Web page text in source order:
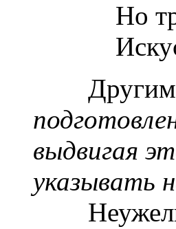
Но
Другими
выдвигая
указывать
Неужели